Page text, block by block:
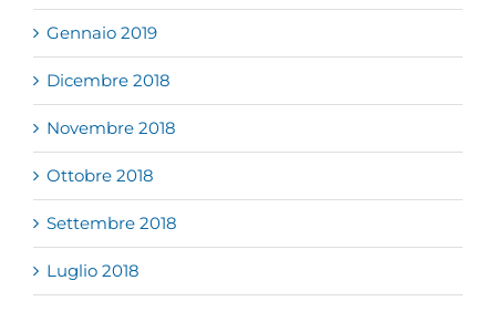
Gennaio 2019
Dicembre 2018
Novembre 2018
Ottobre 2018
Settembre 2018
Luglio 2018